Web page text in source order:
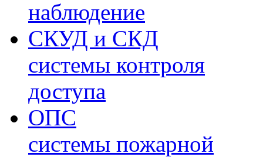
наблюдение
СКУД и СКД
системы контроля
доступа
ОПС
системы пожарной